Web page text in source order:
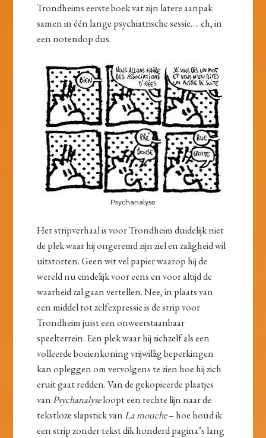
Trondheims eerste boek vat zijn latere aanpak
samen in één lange psychiatrische sessie…. eh, in
een notendop dus.
Psychanalyse
Het stripverhaal is voor Trondheim duidelijk niet
de plek waar hij ongeremd zijn ziel en zaligheid wil
uitstorten. Geen wit vel papier waarop hij de
wereld nu eindelijk voor eens en voor altijd de
waarheid zal gaan vertellen. Nee, in plaats van
een middel tot zelfexpressie is de strip voor
Trondheim juist een onweerstaanbaar
speelterrein. Een plek waar hij zichzelf als een
volleerde boeienkoning vrijwillig beperkingen
kan opleggen om vervolgens te zien hoe hij zich
eruit gaat redden. Van de gekopieerde plaatjes
vanPsychanalyseloopt een rechte lijn naar de
tekstloze slapstick vanLa mouche– hoe houd ik
een strip zonder tekst dik honderd pagina’s lang